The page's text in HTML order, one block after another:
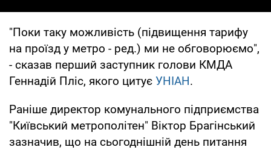
"Поки таку можливість (підвищення тарифу
на проїзд у метро - ред.) ми не обговорюємо",
- сказав перший заступник голови КМДА
Геннадій Пліс, якого цитує УНІАН.
Раніше директор комунального підприємства
"Київський метрополітен" Віктор Брагінський
зазначив, що на сьогоднішній день питання